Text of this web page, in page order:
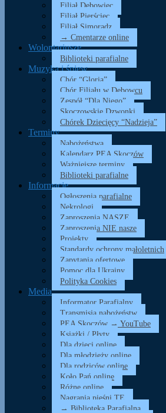
Filiał Dębowiec
Filiał Pierściec
Filiał Simoradz
→ Cmentarze online
Wolontariusze
Biblioteki parafialne
Muzyka i śpiew
Chór “Gloria”
Chór Filiału w Dębowcu
Zespół “Dla Niego”
Skoczowskie Dzwonki
Chórek Dziecięcy “Nadzieja”
Terminy
Nabożeństwa
Kalendarz PEA Skoczów
Ważniejsze terminy
Biblioteki parafialne
Informacje
Ogłoszenia parafialne
Nekrologi
Zaproszenia NASZE
Zaproszenia NIE nasze
Projekty
Standardy ochrony małoletnich
Zapytania ofertowe
Pomoc dla Ukrainy
Polityka Cookies
Media
Informator Parafialny
Transmisja nabożeństw
PEA Skoczów → YouTube
Książki / Płyty
Dla dzieci online
Dla młodzieży online
Dla rodziców online
Koło Pań online
Różne online
Nagrania pieśni TE
→ Biblioteka Parafialna